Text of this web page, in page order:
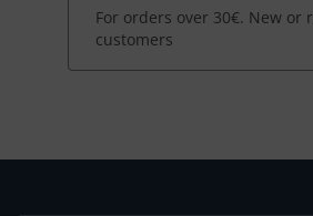
For orders over 30€. New or
customers